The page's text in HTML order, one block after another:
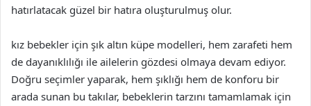
hatırlatacak güzel bir hatıra oluşturulmuş olur.
kız bebekler için şık altın küpe modelleri, hem zarafeti hem
de dayanıklılığı ile ailelerin gözdesi olmaya devam ediyor.
Doğru seçimler yaparak, hem şıklığı hem de konforu bir
arada sunan bu takılar, bebeklerin tarzını tamamlamak için